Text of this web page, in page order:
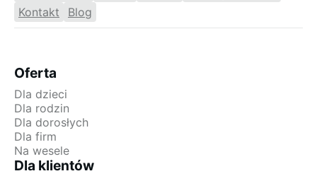
Kontakt
Blog
Oferta
Dla dzieci
Dla rodzin
Dla dorosłych
Dla firm
Na wesele
Dla klientów